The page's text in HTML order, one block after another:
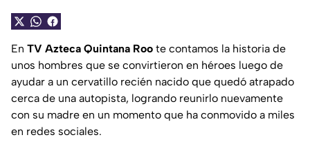
En TV Azteca Quintana Roo te contamos la historia de
unos hombres que se convirtieron en héroes luego de
ayudar a un cervatillo recién nacido que quedó atrapado
cerca de una autopista, logrando reunirlo nuevamente
con su madre en un momento que ha conmovido a miles
en redes sociales.